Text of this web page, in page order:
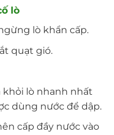
lò
lò khẩn cấp.
quạt gió.
khỏi lò nhanh nhất
dùng nước để dập.
cấp đầy nước vào